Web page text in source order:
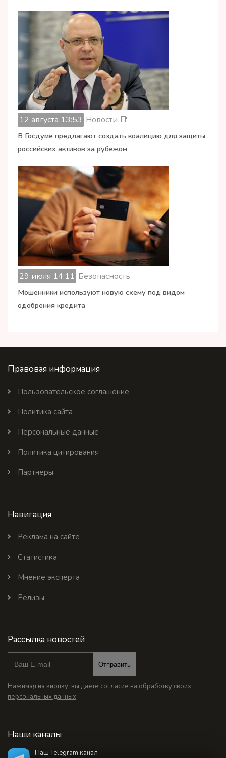
12 августа 13:53 Новости 📑
В Госдуме предлагают создать коалицию для защиты
российских активов за рубежом
29 июля 14:11 Безопасность
Мошенники используют новую схему под видом
одобрения кредита
Правовая информация
Пользовательское соглашение
Политика сайта
Персональные данные
Политика цитирования
Партнеры
Навигация
Реклама на сайте
Статистика
Мнение эксперта
Релизы
Рассылка новостей
Отправить
Нажимая на кнопку, вы даете согласие на обработку своих
персональных данных
Наши каналы
Наш Telegram канал